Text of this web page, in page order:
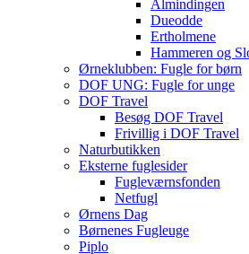
Almindingen
Dueodde
Ertholmene
Hammeren og
Ørneklubben: Fugle for børn
DOF UNG: Fugle for unge
DOF Travel
Besøg DOF Travel
Frivillig i DOF Travel
Naturbutikken
Eksterne fuglesider
Fugleværnsfonden
Netfugl
Ørnens Dag
Børnenes Fugleuge
Piplo